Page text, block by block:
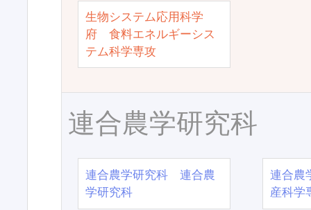
生物システム応用科学
府 食料エネルギーシス
テム科学専攻
連合農学研究科
連合農学研究科 連合農
学研究科
連合農
産科学